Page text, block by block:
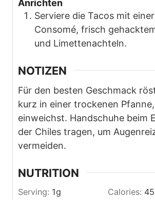
Anrichten
Serviere die Tacos mit
Consomé, frisch
und Limettenachteln.
NOTIZEN
Für den besten Geschmack
kurz in einer trockenen
einweichst. Handschuhe beim
der Chiles tragen, um
vermeiden.
NUTRITION
Serving: 1g Calories: